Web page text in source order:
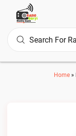
Home »